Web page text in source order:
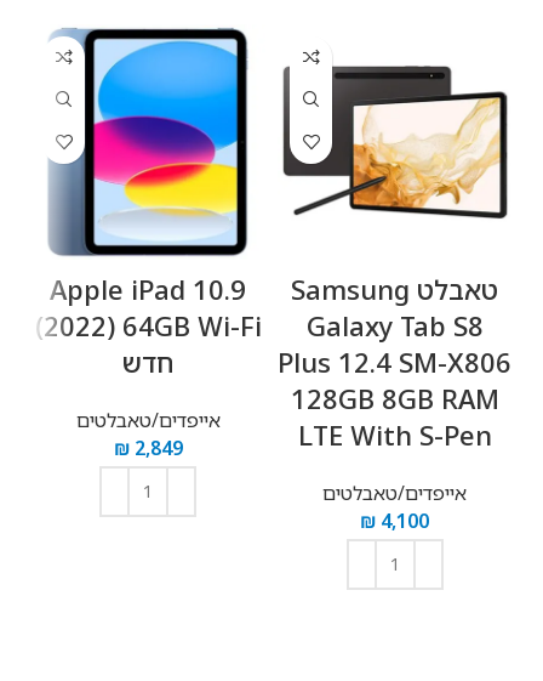
טאבלט Samsung
Galaxy Tab S8
Plus 12.4 SM-X806
128GB 8GB RAM
LTE With S-Pen
אייפדים/טאבלטים
₪ 4,100
Apple iPad 10.9
(2022) 64GB Wi-Fi
חדש
אייפדים/טאבלטים
₪2,849